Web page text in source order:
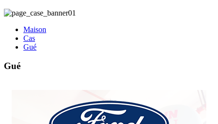
Maison
Cas
Gué
Gué